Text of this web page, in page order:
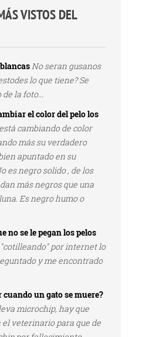
VISTOS DEL
No seran gusanos
lo que tiene? Se
la foto...
el color del pelo los
cambiando de color
más su verdadero
apuntado en su
es negro solido , de los
más negros que una
Es negro humo o
no se le pegan los pelos
por internet lo
y me encontrado
cuando un gato se muere?
microchip, hay que
veterinario para que de